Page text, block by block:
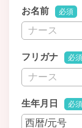
お名前 必須
フリガナ 必須
生年月日 必須